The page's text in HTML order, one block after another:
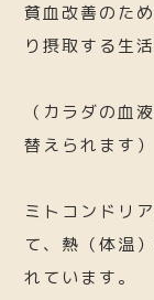
貧血改善のた
り摂取する生
（カラダの血
替えられます）
ミトコンドリ
て、熱（体温
れています。